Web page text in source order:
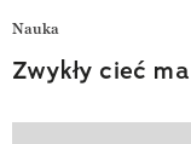
Nauka
Zwykły cieć